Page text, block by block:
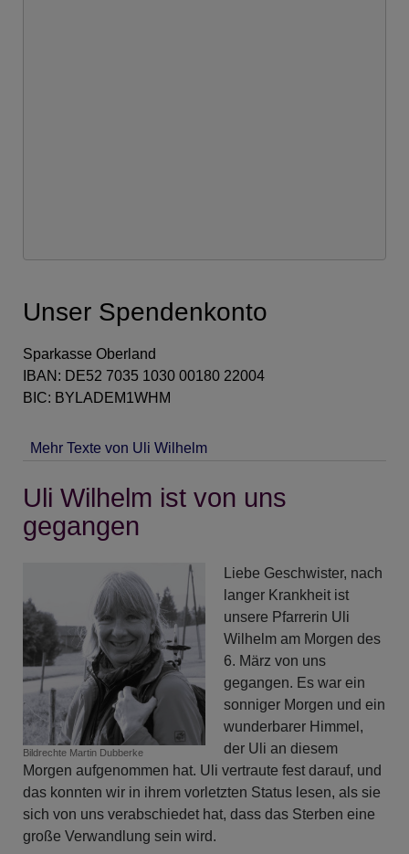
Unser Spendenkonto
Sparkasse Oberland
IBAN: DE52 7035 1030 00180 22004
BIC: BYLADEM1WHM
Mehr Texte von Uli Wilhelm
Uli Wilhelm ist von uns
gegangen
Bildrechte Martin Dubberke
Liebe Geschwister, nach
langer Krankheit ist
unsere Pfarrerin Uli
Wilhelm am Morgen des
6. März von uns
gegangen. Es war ein
sonniger Morgen und ein
wunderbarer Himmel,
der Uli an diesem
Morgen aufgenommen hat. Uli vertraute fest darauf, und
das konnten wir in ihrem vorletzten Status lesen, als sie
sich von uns verabschiedet hat, dass das Sterben eine
große Verwandlung sein wird.